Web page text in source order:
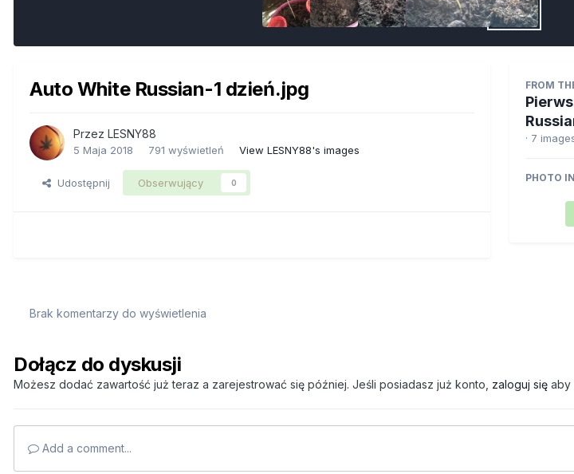
Auto White Russian-1 dzień.jpg
Przez LESNY88
5 Maja 2018 791 wyświetleń View LESNY88's images
Udostępnij Obserwujący 0
FROM
· 7
PHOTO
Brak komentarzy do wyświetlenia
Dołącz do dyskusji
Możesz dodać zawartość już teraz a zarejestrować się później. Jeśli posiadasz już konto, zaloguj się aby
Add a comment...